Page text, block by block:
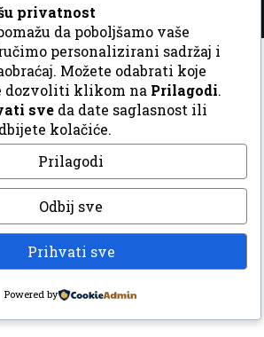
privatnost
da poboljšamo vaše
personalizirani sadržaj i
Možete odabrati koje
dozvoliti klikom na Prilagodi.
sve da date saglasnost ili
kolačiće.
Prilagodi
Odbij sve
Prihvati sve
Powered by